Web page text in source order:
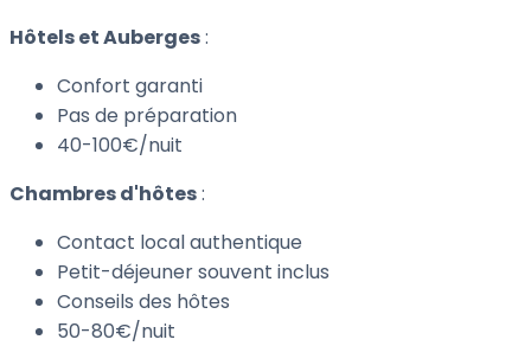
Hôtels et Auberges:
Confort garanti
Pas de préparation
40-100€/nuit
Chambres d'hôtes:
Contact local authentique
Petit-déjeuner souvent inclus
Conseils des hôtes
50-80€/nuit